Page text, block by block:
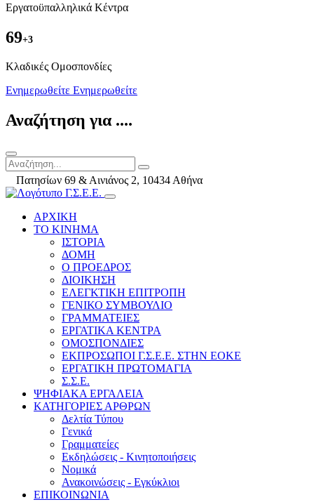
Εργατοϋπαλληλικά Κέντρα
69+3
Kλαδικές Ομοσπονδίες
Ενημερωθείτε Ενημερωθείτε
Αναζήτηση για ....
Πατησίων 69 & Αινιάνος 2, 10434 Αθήνα
ΑΡΧΙΚΗ
ΤΟ ΚΙΝΗΜΑ
ΙΣΤΟΡΙΑ
ΔΟΜΗ
Ο ΠΡΟΕΔΡΟΣ
ΔΙΟΙΚΗΣΗ
ΕΛΕΓΚΤΙΚΗ ΕΠΙΤΡΟΠΗ
ΓΕΝΙΚΟ ΣΥΜΒΟΥΛΙΟ
ΓΡΑΜΜΑΤΕΙΕΣ
ΕΡΓΑΤΙΚΑ ΚΕΝΤΡΑ
ΟΜΟΣΠΟΝΔΙΕΣ
ΕΚΠΡΟΣΩΠΟΙ Γ.Σ.Ε.Ε. ΣΤΗΝ ΕΟΚΕ
ΕΡΓΑΤΙΚΗ ΠΡΩΤΟΜΑΓΙΑ
Σ.Σ.Ε.
ΨΗΦΙΑΚΑ ΕΡΓΑΛΕΙΑ
ΚΑΤΗΓΟΡΙΕΣ ΑΡΘΡΩΝ
Δελτία Τύπου
Γενικά
Γραμματείες
Εκδηλώσεις - Κινητοποιήσεις
Νομικά
Ανακοινώσεις - Εγκύκλιοι
ΕΠΙΚΟΙΝΩΝΙΑ